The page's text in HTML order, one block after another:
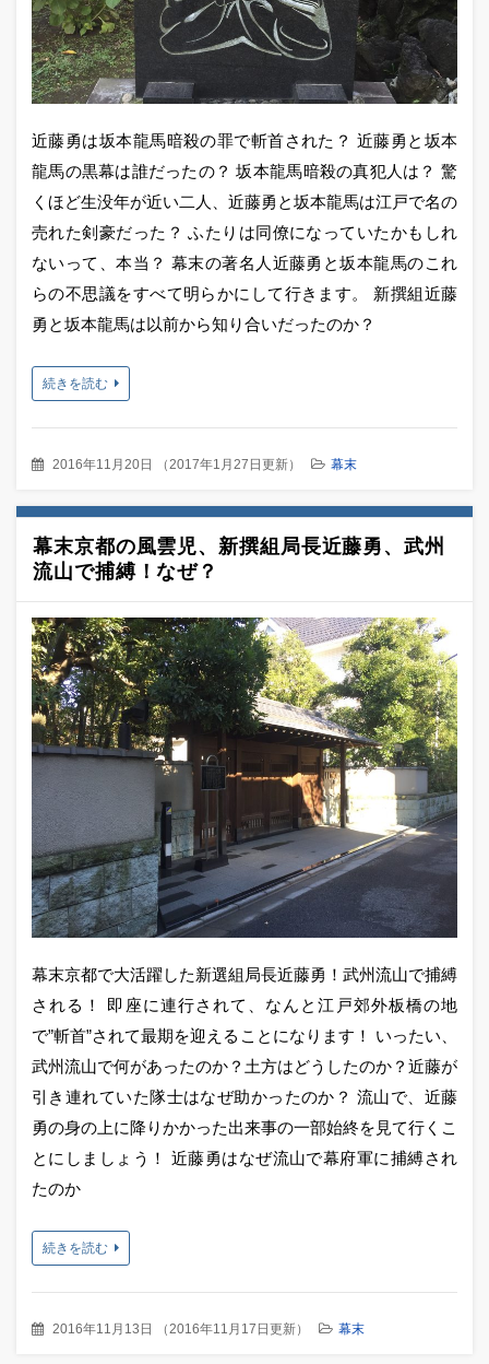
近藤勇は坂本龍馬暗殺の罪で斬首された？ 近藤勇と坂本
龍馬の黒幕は誰だったの？ 坂本龍馬暗殺の真犯人は？ 驚
くほど生没年が近い二人、近藤勇と坂本龍馬は江戸で名の
売れた剣豪だった？ ふたりは同僚になっていたかもしれ
ないって、本当？ 幕末の著名人近藤勇と坂本龍馬のこれ
らの不思議をすべて明らかにして行きます。 新撰組近藤
勇と坂本龍馬は以前から知り合いだったのか？
続きを読む
2016年11月20日 （2017年1月27日更新） 幕末
幕末京都の風雲児、新撰組局長近藤勇、武州
流山で捕縛！なぜ？
幕末京都で大活躍した新選組局長近藤勇！武州流山で捕縛
される！ 即座に連行されて、なんと江戸郊外板橋の地
で”斬首”されて最期を迎えることになります！ いったい、
武州流山で何があったのか？土方はどうしたのか？近藤が
引き連れていた隊士はなぜ助かったのか？ 流山で、近藤
勇の身の上に降りかかった出来事の一部始終を見て行くこ
とにしましょう！ 近藤勇はなぜ流山で幕府軍に捕縛され
たのか
続きを読む
2016年11月13日 （2016年11月17日更新） 幕末